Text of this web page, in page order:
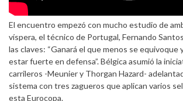
El encuentro empezó con mucho estudio de
víspera, el técnico de Portugal, Fernando
las claves: “Ganará el que menos se equivoque
estar fuerte en defensa”. Bélgica asumió la
carrileros -Meunier y Thorgan Hazard-
sistema con tres zagueros que aplican varios
esta Eurocopa.